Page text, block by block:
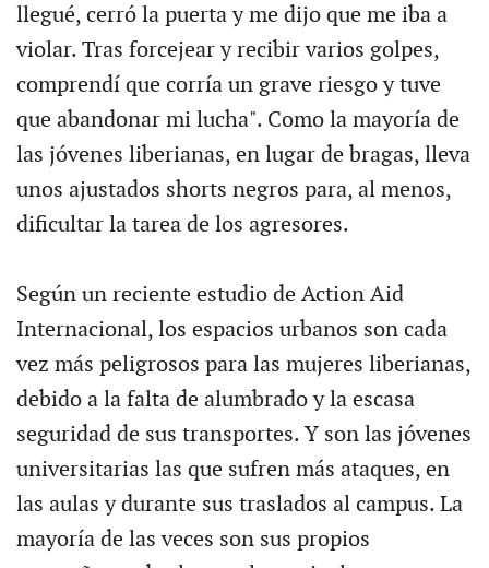
llegué, cerró la puerta y me dijo que me iba a
violar. Tras forcejear y recibir varios golpes,
comprendí que corría un grave riesgo y tuve
que abandonar mi lucha". Como la mayoría de
las jóvenes liberianas, en lugar de bragas, lleva
unos ajustados shorts negros para, al menos,
dificultar la tarea de los agresores.
Según un reciente estudio de Action Aid
Internacional, los espacios urbanos son cada
vez más peligrosos para las mujeres liberianas,
debido a la falta de alumbrado y la escasa
seguridad de sus transportes. Y son las jóvenes
universitarias las que sufren más ataques, en
las aulas y durante sus traslados al campus. La
mayoría de las veces son sus propios